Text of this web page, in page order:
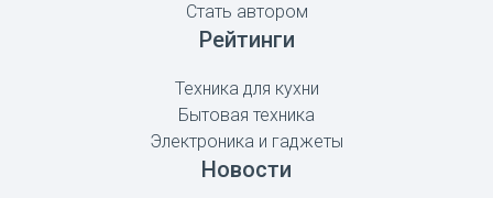
Стать автором
Рейтинги
Техника для кухни
Бытовая техника
Электроника и гаджеты
Новости